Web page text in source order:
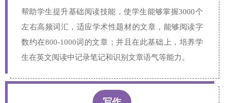
帮助学生提升基础阅读技能，使学生能够掌握3000个
左右高频词汇，适应学术性题材的文章，能够阅读字
数约在800-1000词的文章；并且在此基础上，培养学
生在英文阅读中记录笔记和识别文章语气等能力。